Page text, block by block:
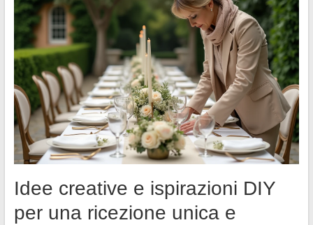
Idee creative e ispirazioni DIY
per una ricezione unica e